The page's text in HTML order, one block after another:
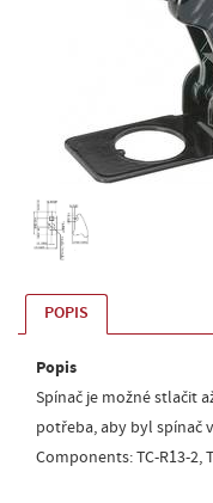
POPIS
Popis
Spínač je možné stlačit
potřeba, aby byl spínač
Components: TC-R13-2,